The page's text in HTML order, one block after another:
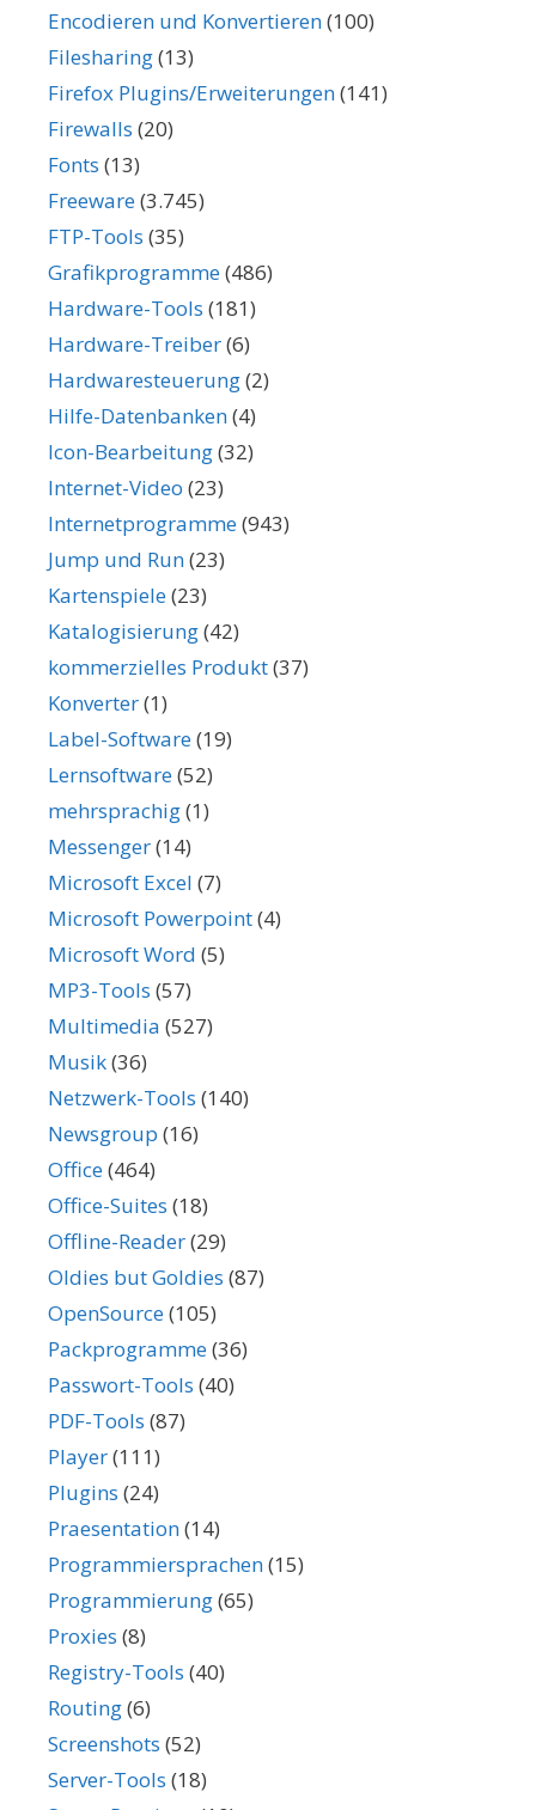
Encodieren und Konvertieren(100)
Filesharing(13)
Firefox Plugins/Erweiterungen(141)
Firewalls (20)
Fonts (13)
Freeware(3.745)
FTP-Tools (35)
Grafikprogramme(486)
Hardware-Tools (181)
Hardware-Treiber(6)
Hardwaresteuerung(2)
Hilfe-Datenbanken(4)
Icon-Bearbeitung(32)
Internet-Video (23)
Internetprogramme(943)
Jump und Run(23)
Kartenspiele(23)
Katalogisierung(42)
kommerzielles Produkt(37)
Konverter(1)
Label-Software(19)
Lernsoftware(52)
mehrsprachig(1)
Messenger(14)
Microsoft Excel (7)
Microsoft Powerpoint(4)
Microsoft Word (5)
MP3-Tools (57)
Multimedia (527)
Musik(36)
Netzwerk-Tools (140)
Newsgroup (16)
Office(464)
Office-Suites (18)
Offline-Reader(29)
Oldies but Goldies (87)
OpenSource(105)
Packprogramme(36)
Passwort-Tools (40)
PDF-Tools (87)
Player(111)
Plugins (24)
Praesentation(14)
Programmiersprachen(15)
Programmierung(65)
Proxies (8)
Registry-Tools (40)
Routing(6)
Screenshots (52)
Server-Tools (18)